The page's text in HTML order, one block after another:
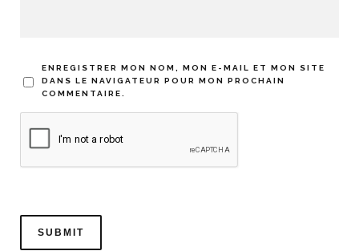
ENREGISTRER MON NOM, MON E-MAIL ET MON SITE
DANS LE NAVIGATEUR POUR MON PROCHAIN
COMMENTAIRE.